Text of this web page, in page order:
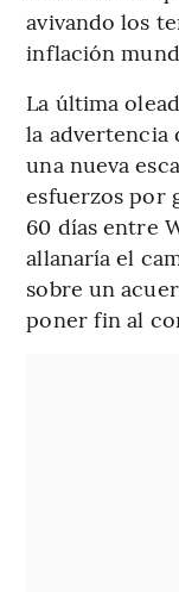
avivando los
inflación
La última
la advertencia
una nueva
esfuerzos por
60 días entre
allanaría el
sobre un
poner fin al